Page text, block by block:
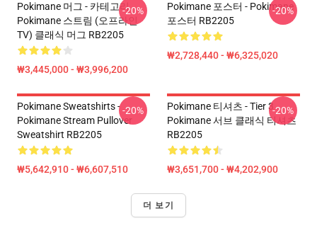
Pokimane 머그 - 카테고리
Pokimane 스트림 (오프라인
TV) 클래식 머그 RB2205
₩3,445,000 - ₩3,996,200
-20%
Pokimane 포스터 - Pokimane
포스터 RB2205
₩2,728,440 - ₩6,325,020
-20%
Pokimane Sweatshirts -
Pokimane Stream Pullover
Sweatshirt RB2205
₩5,642,910 - ₩6,607,510
-20%
Pokimane 티셔츠 - Tier 3
Pokimane 서브 클래식 티셔츠
RB2205
₩3,651,700 - ₩4,202,900
-20%
더 보기